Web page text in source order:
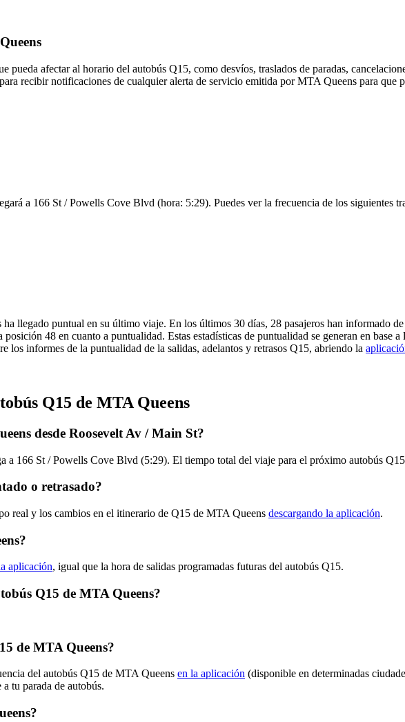
afectar al horario del autobús Q15, como desvíos, traslados de paradas,
recibir notificaciones de cualquier alerta de servicio emitida por MTA Queens para que
a 166 St / Powells Cove Blvd (hora: 5:29). Puedes ver la frecuencia de los siguientes
llegado puntual en su último viaje. En los últimos 30 días, 28 pasajeros han informado
48 en cuanto a puntualidad. Estas estadísticas de puntualidad se generan en base
los informes de la puntualidad de la salidas, adelantos y retrasos Q15, abriendo la
Q15 de MTA Queens
desde Roosevelt Av / Main St?
166 St / Powells Cove Blvd (5:29). El tiempo total del viaje para el próximo autobús
o retrasado?
real y los cambios en el itinerario de Q15 de MTA Queens descargando la aplicación.
aplicación, igual que la hora de salidas programadas futuras del autobús Q15.
Q15 de MTA Queens?
de MTA Queens?
del autobús Q15 de MTA Queens en la aplicación (disponible en determinadas
tu parada de autobús.